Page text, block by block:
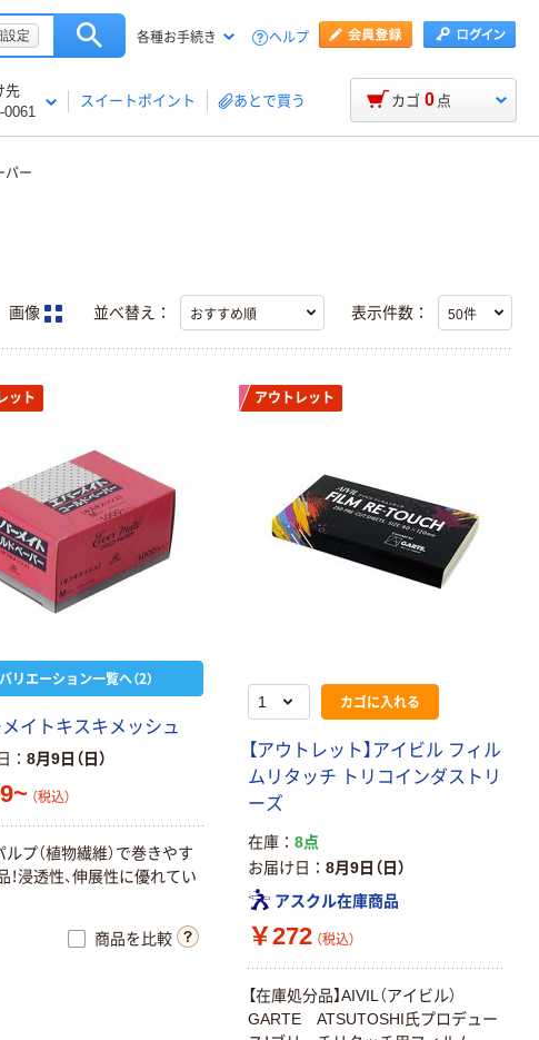
設定 各種お手続き ヘルプ
先
0061
スイートポイント あとで買う カゴ 0 点
パー
画像 並べ替え： 表示件数：
ット
バリエーション一覧へ（2）
イトキスキメッシュ
8月9日（日）
（税込）
プ（植物繊維）で巻きやす
！浸透性、伸展性に優れてい
商品を比較
アウトレット
カゴに入れる
【アウトレット】アイビル フィル
ムリタッチ トリコインダストリ
ーズ
在庫
8点
お届け日
8月9日（日）
アスクル在庫商品
￥272 （税込）
【在庫処分品】AIVIL（アイビル）
GARTE ATSUTOSHI氏プロデュー